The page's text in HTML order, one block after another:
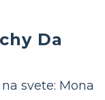
Da
svete: Mona